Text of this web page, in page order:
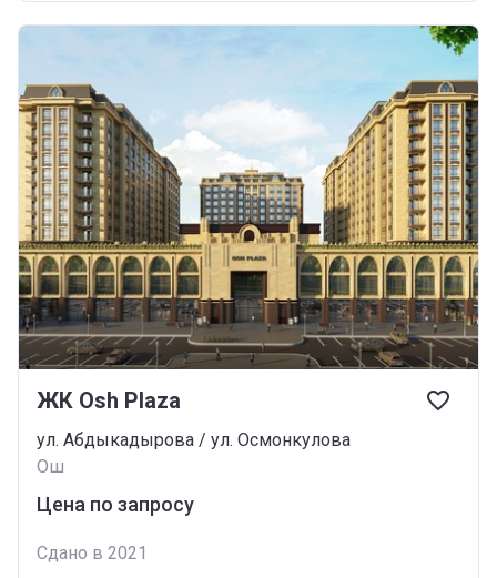
ЖК Osh Plaza
ул. Абдыкадырова / ул. Осмонкулова
Ош
Цена по запросу
Сдано в 2021